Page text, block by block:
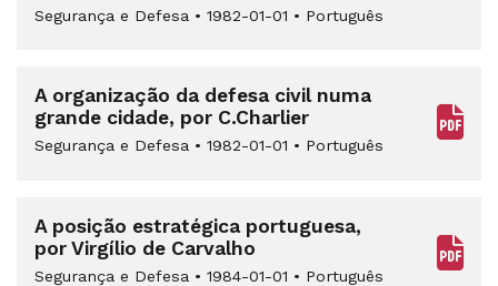
Segurança e Defesa • 1982-01-01 • Português
A organização da defesa civil numa
grande cidade, por C.Charlier
Segurança e Defesa • 1982-01-01 • Português
A posição estratégica portuguesa,
por Virgílio de Carvalho
Segurança e Defesa • 1984-01-01 • Português